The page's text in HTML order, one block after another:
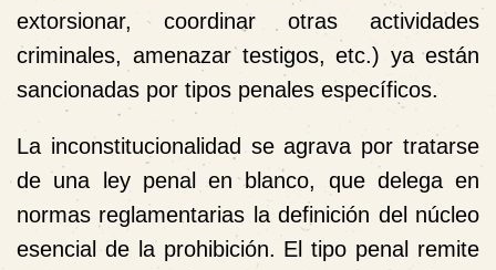
extorsionar, coordinar otras actividades
criminales, amenazar testigos, etc.) ya están
sancionadas por tipos penales específicos.
La inconstitucionalidad se agrava por tratarse
de una ley penal en blanco, que delega en
normas reglamentarias la definición del núcleo
esencial de la prohibición. El tipo penal remite